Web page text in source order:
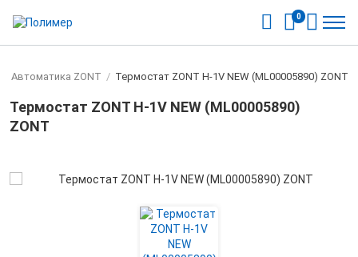
0
Автоматика ZONT / Термостат ZONT H-1V NEW (ML00005890) ZONT
Термостат ZONT H-1V NEW (ML00005890)
ZONT